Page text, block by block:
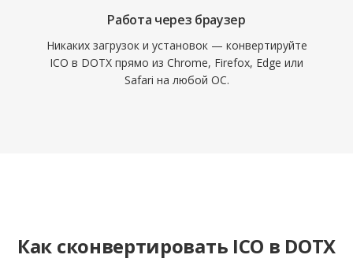
Работа через браузер
Никаких загрузок и установок — конвертируйте
ICO в DOTX прямо из Chrome, Firefox, Edge или
Safari на любой ОС.
Как сконвертировать ICO в DOTX